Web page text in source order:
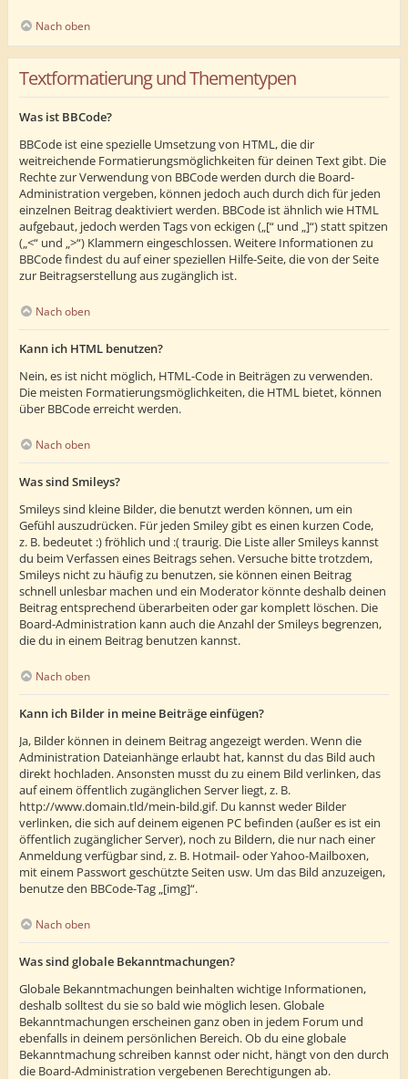
Nach oben
Textformatierung und Thementypen
Was ist BBCode?
BBCode ist eine spezielle Umsetzung von HTML, die dir
weitreichende Formatierungsmöglichkeiten für deinen Text gibt. Die
Rechte zur Verwendung von BBCode werden durch die Board-
Administration vergeben, können jedoch auch durch dich für jeden
einzelnen Beitrag deaktiviert werden. BBCode ist ähnlich wie HTML
aufgebaut, jedoch werden Tags von eckigen („[“ und „]“) statt spitzen
(„<“ und „>“) Klammern eingeschlossen. Weitere Informationen zu
BBCode findest du auf einer speziellen Hilfe-Seite, die von der Seite
zur Beitragserstellung aus zugänglich ist.
Nach oben
Kann ich HTML benutzen?
Nein, es ist nicht möglich, HTML-Code in Beiträgen zu verwenden.
Die meisten Formatierungsmöglichkeiten, die HTML bietet, können
über BBCode erreicht werden.
Nach oben
Was sind Smileys?
Smileys sind kleine Bilder, die benutzt werden können, um ein
Gefühl auszudrücken. Für jeden Smiley gibt es einen kurzen Code,
z. B. bedeutet :) fröhlich und :( traurig. Die Liste aller Smileys kannst
du beim Verfassen eines Beitrags sehen. Versuche bitte trotzdem,
Smileys nicht zu häufig zu benutzen, sie können einen Beitrag
schnell unlesbar machen und ein Moderator könnte deshalb deinen
Beitrag entsprechend überarbeiten oder gar komplett löschen. Die
Board-Administration kann auch die Anzahl der Smileys begrenzen,
die du in einem Beitrag benutzen kannst.
Nach oben
Kann ich Bilder in meine Beiträge einfügen?
Ja, Bilder können in deinem Beitrag angezeigt werden. Wenn die
Administration Dateianhänge erlaubt hat, kannst du das Bild auch
direkt hochladen. Ansonsten musst du zu einem Bild verlinken, das
auf einem öffentlich zugänglichen Server liegt, z. B.
http://www.domain.tld/mein-bild.gif. Du kannst weder Bilder
verlinken, die sich auf deinem eigenen PC befinden (außer es ist ein
öffentlich zugänglicher Server), noch zu Bildern, die nur nach einer
Anmeldung verfügbar sind, z. B. Hotmail- oder Yahoo-Mailboxen,
mit einem Passwort geschützte Seiten usw. Um das Bild anzuzeigen,
benutze den BBCode-Tag „[img]“.
Nach oben
Was sind globale Bekanntmachungen?
Globale Bekanntmachungen beinhalten wichtige Informationen,
deshalb solltest du sie so bald wie möglich lesen. Globale
Bekanntmachungen erscheinen ganz oben in jedem Forum und
ebenfalls in deinem persönlichen Bereich. Ob du eine globale
Bekanntmachung schreiben kannst oder nicht, hängt von den durch
die Board-Administration vergebenen Berechtigungen ab.